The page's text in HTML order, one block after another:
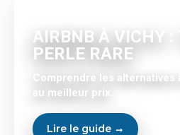
AIRBNB À VICHY :
PERLE RARE
Comprendre les alternatives
au meilleur prix.
Lire le guide →